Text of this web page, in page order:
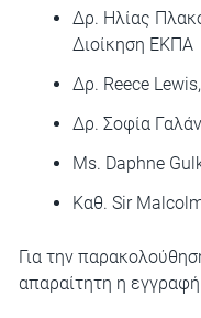
Δρ. Ηλίας
Διοίκηση ΕΚΠΑ
Δρ. Reece
Δρ. Σοφία
Ms. Daphne
Καθ. Sir
Για την
απαραίτητη η εγγραφή.